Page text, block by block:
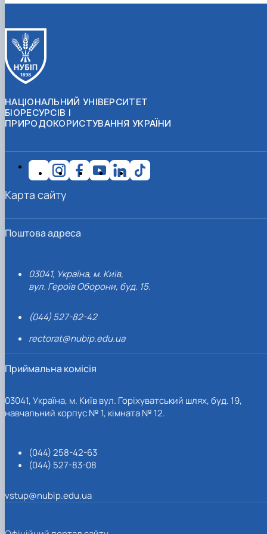
НАЦІОНАЛЬНИЙ УНІВЕРСИТЕТ
БІОРЕСУРСІВ І
ПРИРОДОКОРИСТУВАННЯ УКРАЇНИ
Поштова адреса
03041, Україна, м. Київ,
вул. Героїв Оборони, буд. 15.
(044) 527-82-42
rectorat@nubip.edu.ua
Приймальна комісія
03041, Україна, м. Київ вул. Горіхуватський шлях, буд. 19,
навчальний корпус № 1, кімната № 12.
(044) 258-42-63
(044) 527-83-08
vstup@nubip.edu.ua
Карта сайту